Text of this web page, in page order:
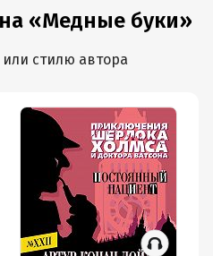
«Медные буки»
стилю автора